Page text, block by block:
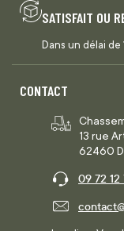
SATISFAIT OU
Dans un délai de
CONTACT
13 rue
62460
09 72 12